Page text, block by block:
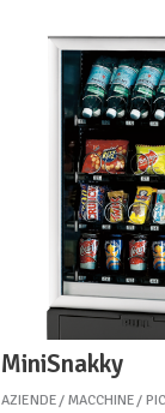
MiniSnakky
AZIENDE MACCHINE